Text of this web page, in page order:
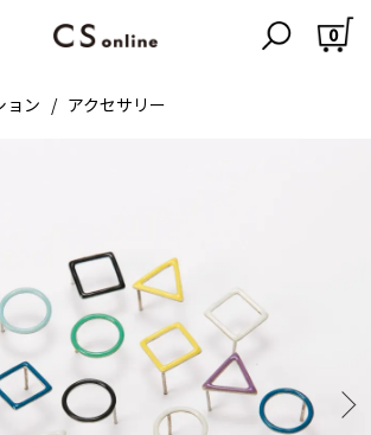
0
ョン アクセサリー